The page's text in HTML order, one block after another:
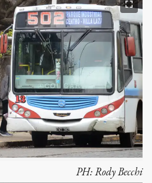
PH:Rody Becchi